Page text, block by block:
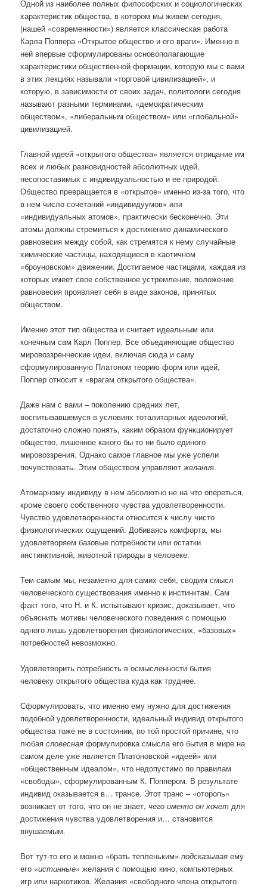
Одной из наиболее полных философских и социологических
характеристик общества, в котором мы живем сегодня,
(нашей «современности») является классическая работа
Карла Поппера «Открытое общество и его враги». Именно в
ней впервые сформулированы основополагающие
характеристики общественной формации, которую мы с вами
в этих лекциях называли «торговой цивилизацией», и
которую, в зависимости от своих задач, политологи сегодня
называют разными терминами, «демократическим
обществом», «либеральным обществом» или «глобальной»
цивилизацией.
Главной идеей «открытого общества» является отрицание им
всех и любых разновидностей абсолютных идей,
несопоставимых с индивидуальностью и ее природой.
Общество превращается в «открытое» именно из-за того, что
в нем число сочетаний «индивидуумов» или
«индивидуальных атомов», практически бесконечно. Эти
атомы должны стремиться к достижению динамического
равновесия между собой, как стремятся к нему случайные
химические частицы, находящиеся в хаотичном
«броуновском» движении. Достигаемое частицами, каждая из
которых имеет свое собственное устремление, положение
равновесия проявляет себя в виде законов, принятых
обществом.
Именно этот тип общества и считает идеальным или
конечным сам Карл Поппер. Все объединяющие общество
мировоззренческие идеи, включая сюда и саму
сформулированную Платоном теорию форм или идей,
Поппер относит к «врагам открытого общества».
Даже нам с вами – поколению средних лет,
воспитывавшемуся в условиях тоталитарных идеологий,
достаточно сложно понять, каким образом функционирует
общество, лишенное какого бы то ни было единого
мировоззрения. Однако самое главное мы уже успели
почувствовать. Этим обществом управляютжелания.
Атомарному индивиду в нем абсолютно не на что опереться,
кроме своего собственного чувства удовлетворенности.
Чувство удовлетворенности относится к числу чисто
физиологических ощущений. Добиваясь комфорта, мы
удовлетворяем базовые потребности или остатки
инстинктивной, животной природы в человеке.
Тем самым мы, незаметно для самих себя, сводим смысл
человеческого существования именно к инстинктам. Сам
факт того, что Н. и К. испытывают кризис, доказывает, что
объяснить мотивы человеческого поведения с помощью
одного лишь удовлетворения физиологических, «базовых»
потребностей невозможно.
Удовлетворить потребность в осмысленности бытия
человеку открытого общества куда как труднее.
Сформулировать, что именно ему нужно для достижения
подобной удовлетворенности, идеальный индивид открытого
общества тоже не в состоянии, по той простой причине, что
любаясловесная формулировка смысла его бытия в мире на
самом деле уже является Платоновской «идеей» или
«общественным идеалом», что недопустимо по правилам
«свободы», сформулированным К. Поппером. В результате
индивид оказывается в… трансе. Этот транс – «оторопь»
возникает от того, что он не знает, чего именно он хочет для
достижения чувства удовлетворения и… становится
внушаемым.
Вот тут-то его и можно «брать тепленьким»подсказывая ему
его «истинные» желания с помощью кино, компьютерных
игр или наркотиков. Желания «свободного члена открытого